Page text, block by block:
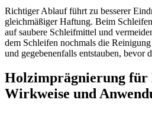
Richtiger Ablauf führt zu besserer
gleichmäßiger Haftung. Beim
auf saubere Schleifmittel und
dem Schleifen nochmals die
und gegebenenfalls entstauben, bevor
Holzimprägnierung für
Wirkweise und